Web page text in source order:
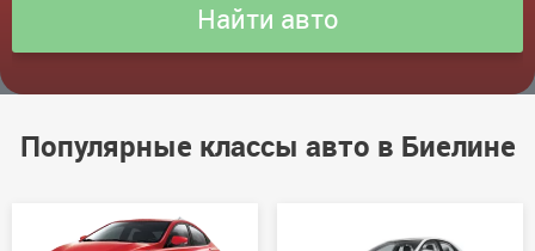
Популярные классы авто в Биелине